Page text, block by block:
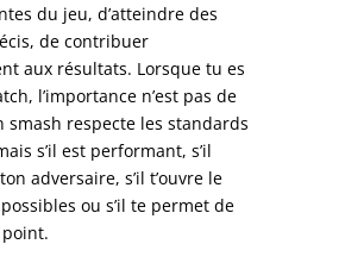
du jeu, d’atteindre des
de contribuer
aux résultats. Lorsque tu es
l’importance n’est pas de
smash respecte les standards
s’il est performant, s’il
adversaire, s’il t’ouvre le
ou s’il te permet de